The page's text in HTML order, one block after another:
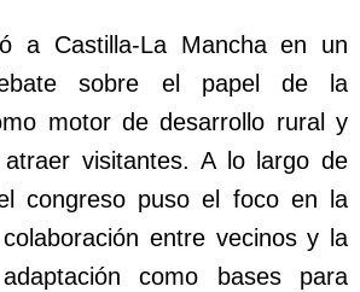
a Castilla-La Mancha en un
sobre el papel de la
motor de desarrollo rural y
visitantes. A lo largo de
congreso puso el foco en la
entre vecinos y la
como bases para